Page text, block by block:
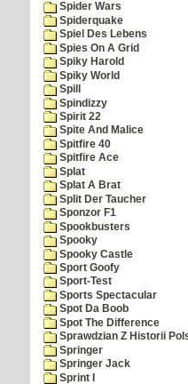
Spider Wars
Spiderquake
Spiel Des Lebens
Spies On A Grid
Spiky Harold
Spiky World
Spill
Spindizzy
Spirit 22
Spite And Malice
Spitfire 40
Spitfire Ace
Splat
Splat A Brat
Split Der Taucher
Sponzor F1
Spookbusters
Spooky
Spooky Castle
Sport Goofy
Sport-Test
Sports Spectacular
Spot Da Boob
Spot The Difference
Sprawdzian Z Historii
Springer
Springer Jack
Sprint I